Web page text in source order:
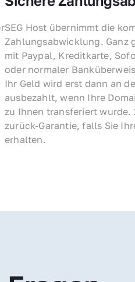
SEG Host übernimmt die
Zahlungsabwicklung. Ganz
mit Paypal, Kreditkarte,
oder normaler
Ihr Geld wird erst dann an
ausbezahlt, wenn Ihre
zu Ihnen transferiert wurde.
zurück-Garantie, falls Sie
erhalten.